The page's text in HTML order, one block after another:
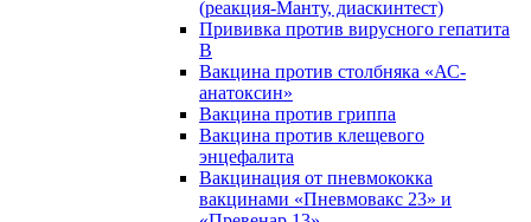
(реакция-Манту, диаскинтест)
Прививка против вирусного гепатита
В
Вакцина против столбняка «АС-
анатоксин»
Вакцина против гриппа
Вакцина против клещевого
энцефалита
Вакцинация от пневмококка
вакцинами «Пневмовакс 23» и